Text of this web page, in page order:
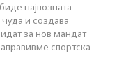
најпозната
и создава
за нов мандат
спортска